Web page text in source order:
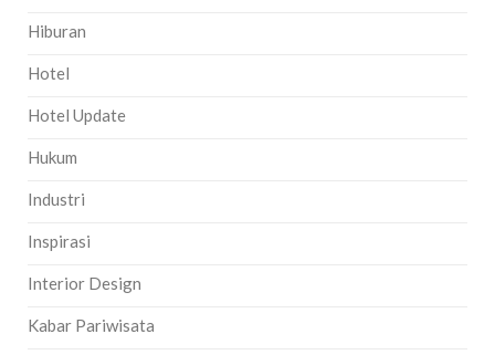
Hiburan
Hotel
Hotel Update
Hukum
Industri
Inspirasi
Interior Design
Kabar Pariwisata